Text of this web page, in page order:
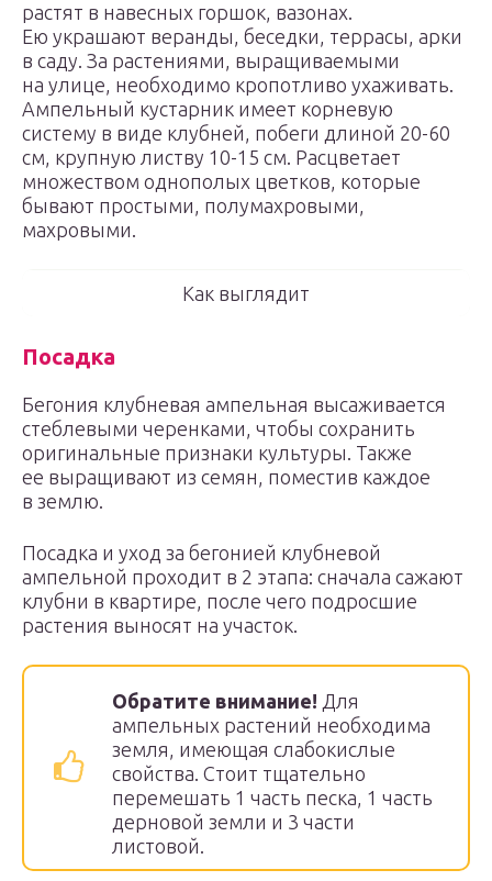
растят в навесных горшок, вазонах.
Ею украшают веранды, беседки, террасы, арки
в саду. За растениями, выращиваемыми
на улице, необходимо кропотливо ухаживать.
Ампельный кустарник имеет корневую
систему в виде клубней, побеги длиной 20-60
см, крупную листву 10-15 см. Расцветает
множеством однополых цветков, которые
бывают простыми, полумахровыми,
махровыми.
Как выглядит
Посадка
Бегония клубневая ампельная высаживается
стеблевыми черенками, чтобы сохранить
оригинальные признаки культуры. Также
ее выращивают из семян, поместив каждое
в землю.
Посадка и уход за бегонией клубневой
ампельной проходит в 2 этапа: сначала сажают
клубни в квартире, после чего подросшие
растения выносят на участок.
Обратите внимание! Для
ампельных растений необходима
земля, имеющая слабокислые
свойства. Стоит тщательно
перемешать 1 часть песка, 1 часть
дерновой земли и 3 части
листовой.